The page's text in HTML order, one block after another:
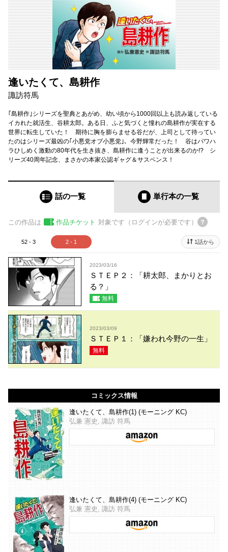
逢いたくて、島耕作
諏訪符馬
｢島耕作｣シリーズを聖典とあがめ、幼い頃から1000回以上も読み返している
イカれた就活生、谷耕太郎。ある日、ふと気づくと憧れの島耕作が実在する
世界に転生していた！ 期待に胸を膨らませる谷だが、上司として待ってい
たのはシリーズ最凶の｢小悪党オブ小悪党｣、今野輝常だった！ 谷はパワハ
ラひしめく激動の80年代を生き抜き、島耕作に逢うことが出来るのか!? シ
リーズ40周年記念、まさかの本家公認ギャグ＆サスペンス！
話の一覧 単行本の一覧
この作品は 作品チケット 対象です（ログインが必要です）
52 - 3 2 - 1 1話から
2023/03/16
ＳＴＥＰ２：「耕太郎、まかりとお
る？」
無料
2023/03/09
ＳＴＥＰ１：「嫌われ今野の一生」
無料
コミックス情報
逢いたくて、島耕作(1) (モーニング KC)
弘兼 憲史, 諏訪 符馬
逢いたくて、島耕作(4) (モーニング KC)
弘兼 憲史, 諏訪 符馬